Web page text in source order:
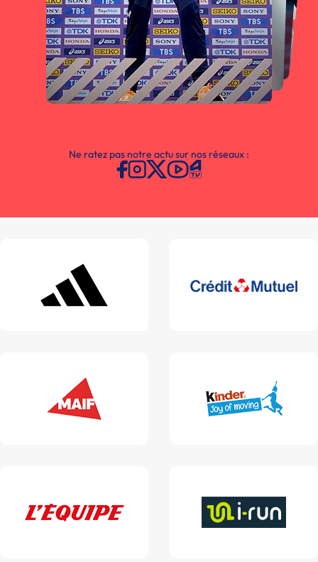
Ne ratez pas notre actu sur nos réseaux :